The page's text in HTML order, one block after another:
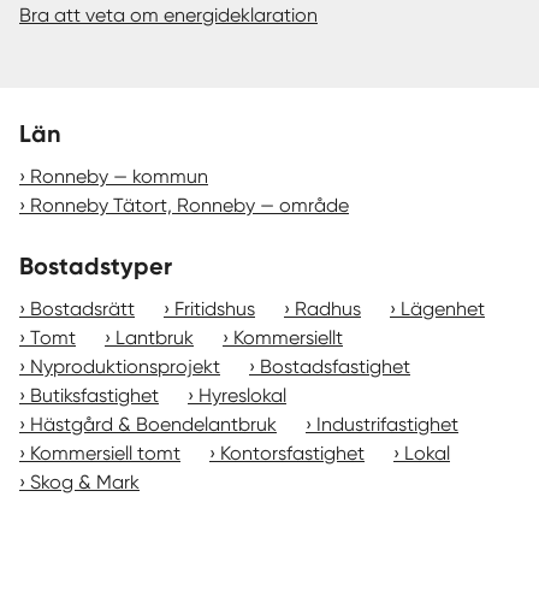
Bra att veta om energideklaration
Län
Ronneby — kommun
Ronneby Tätort, Ronneby — område
Bostadstyper
Bostadsrätt Fritidshus Radhus
Lägenhet
Tomt
Lantbruk
Kommersiellt
Nyproduktionsprojekt
Bostadsfastighet
Butiksfastighet
Hyreslokal
Hästgård & Boendelantbruk
Industrifastighet
Kommersiell tomt
Kontorsfastighet
Lokal
Skog & Mark